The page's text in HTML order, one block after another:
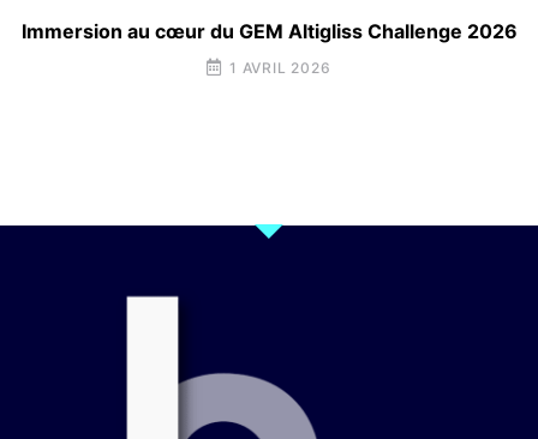
Immersion au cœur du GEM Altigliss Challenge 2026
1 AVRIL 2026